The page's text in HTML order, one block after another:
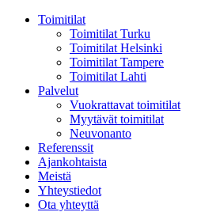
Toimitilat
Toimitilat Turku
Toimitilat Helsinki
Toimitilat Tampere
Toimitilat Lahti
Palvelut
Vuokrattavat toimitilat
Myytävät toimitilat
Neuvonanto
Referenssit
Ajankohtaista
Meistä
Yhteystiedot
Ota yhteyttä